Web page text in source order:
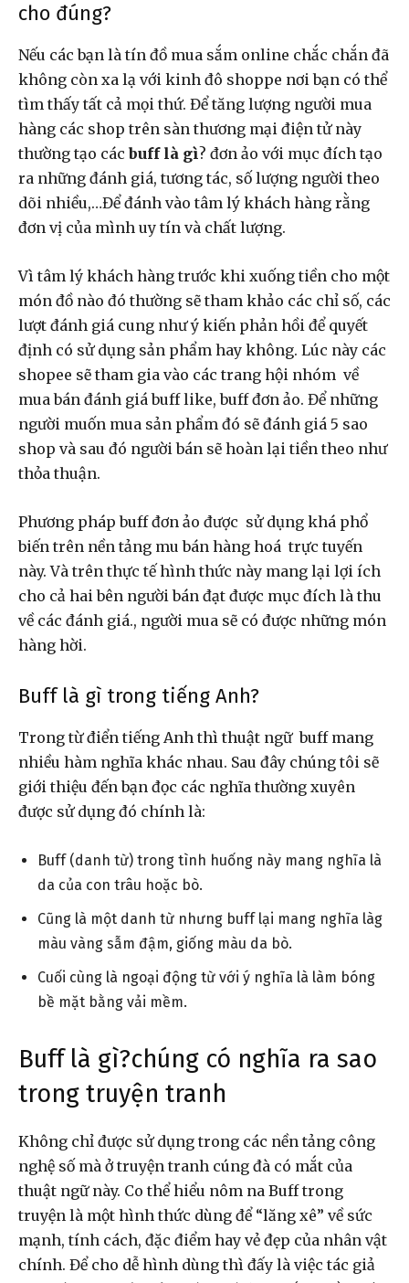
cho đúng?
Nếu các bạn là tín đồ mua sắm online chắc chắn đã
không còn xa lạ với kinh đô shoppe nơi bạn có thể
tìm thấy tất cả mọi thứ. Để tăng lượng người mua
hàng các shop trên sàn thương mại điện tử này
thường tạo các buff là gì? đơn ảo với mục đích tạo
ra những đánh giá, tương tác, số lượng người theo
dõi nhiều,…Để đánh vào tâm lý khách hàng rằng
đơn vị của mình uy tín và chất lượng.
Vì tâm lý khách hàng trước khi xuống tiền cho một
món đồ nào đó thường sẽ tham khảo các chỉ số, các
lượt đánh giá cung như ý kiến phản hồi để quyết
định có sử dụng sản phẩm hay không. Lúc này các
shopee sẽ tham gia vào các trang hội nhóm về
mua bán đánh giá buff like, buff đơn ảo. Để những
người muốn mua sản phẩm đó sẽ đánh giá 5 sao
shop và sau đó người bán sẽ hoàn lại tiền theo như
thỏa thuận.
Phương pháp buff đơn ảo được sử dụng khá phổ
biến trên nền tảng mu bán hàng hoá trực tuyến
này. Và trên thực tế hình thức này mang lại lợi ích
cho cả hai bên người bán đạt được mục đích là thu
về các đánh giá., người mua sẽ có được những món
hàng hời.
Buff là gì trong tiếng Anh?
Trong từ điển tiếng Anh thì thuật ngữ buff mang
nhiều hàm nghĩa khác nhau. Sau đây chúng tôi sẽ
giới thiệu đến bạn đọc các nghĩa thường xuyên
được sử dụng đó chính là:
Buff (danh từ) trong tình huống này mang nghĩa là
da của con trâu hoặc bò.
Cũng là một danh từ nhưng buff lại mang nghĩa làg
màu vàng sẫm đậm, giống màu da bò.
Cuối cùng là ngoại động từ với ý nghĩa là làm bóng
bề mặt bằng vải mềm.
Buff là gì?chúng có nghĩa ra sao
trong truyện tranh
Không chỉ được sử dụng trong các nền tảng công
nghệ số mà ở truyện tranh cúng đà có mắt của
thuật ngữ này. Co thể hiểu nôm na Buff trong
truyện là một hình thức dùng để “lăng xê” về sức
mạnh, tính cách, đặc điểm hay vẻ đẹp của nhân vật
chính. Để cho dễ hình dùng thì đấy là việc tác giả